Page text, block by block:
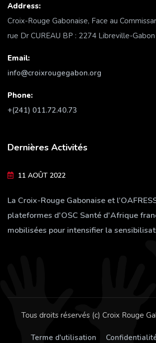
Address:
Croix-Rouge Gabonaise, Face au
rue Dr CUREAU BP : 2274 Libreville-Gabon
Email:
info@croixrougegabon.org
Phone:
+(241) 011.72.40.73
Dernières Activités
11 AOÛT 2022
La Croix-Rouge Gabonaise et
plateformes d'OSC Santé d'Afrique
mobilisées pour intensifier la
Tous droits réservés (c) Croix Rouge
Terme d'utilisation